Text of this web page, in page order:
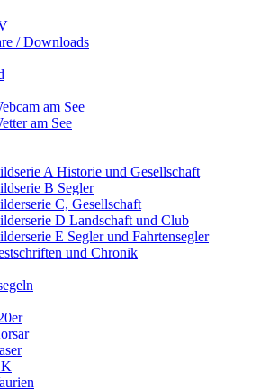
/ Downloads
am See
am See
A Historie und Gesellschaft
B Segler
C, Gesellschaft
D Landschaft und Club
E Segler und Fahrtensegler
und Chronik